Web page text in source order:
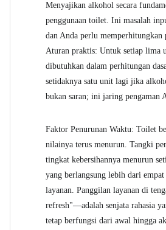
Menyajikan alkohol secara
penggunaan toilet. Ini masalah
dan Anda perlu memperhitungkan
Aturan praktis: Untuk setiap lima
dibutuhkan dalam perhitungan
setidaknya satu unit lagi jika
bukan saran; ini jaring pengaman
Faktor Penurunan Waktu: Toilet
nilainya terus menurun. Tangki
tingkat kebersihannya menurun
yang berlangsung lebih dari
layanan. Panggilan layanan di
refresh"—adalah senjata rahasia
tetap berfungsi dari awal hingga